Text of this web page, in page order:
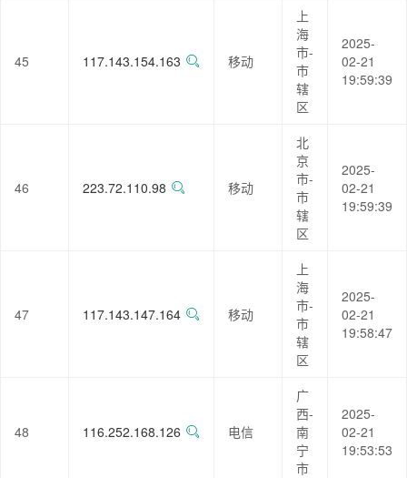
45 117.143.154.163 移动
上
海
市-
市
辖
区
2025-
02-21
19:59:39
46 223.72.110.98 移动
北
京
市-
市
辖
区
2025-
02-21
19:59:39
47 117.143.147.164 移动
上
海
市-
市
辖
区
2025-
02-21
19:58:47
48 116.252.168.126 电信
广
西-
南
宁
市
2025-
02-21
19:53:53